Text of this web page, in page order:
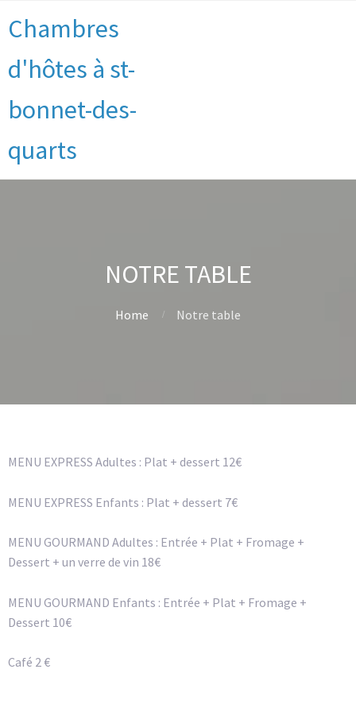
Chambres
d'hôtes à st-
bonnet-des-
quarts
NOTRE TABLE
Home Notre table
MENU EXPRESS Adultes : Plat + dessert 12€
MENU EXPRESS Enfants : Plat + dessert 7€
MENU GOURMAND Adultes : Entrée + Plat + Fromage +
Dessert + un verre de vin 18€
MENU GOURMAND Enfants : Entrée + Plat + Fromage +
Dessert 10€
Café 2 €